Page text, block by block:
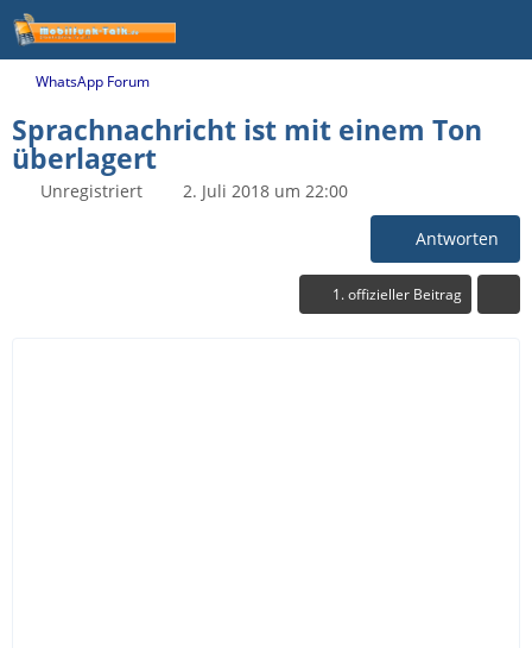
WhatsApp Forum
Sprachnachricht ist mit einem Ton
überlagert
Unregistriert 2. Juli 2018 um 22:00
Antworten
1. offizieller Beitrag